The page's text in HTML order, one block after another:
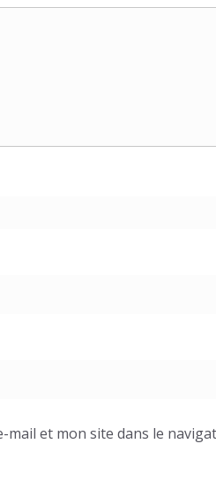
mail et mon site dans le